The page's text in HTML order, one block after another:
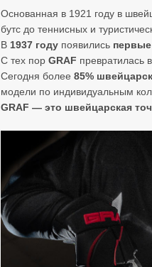
Основанная в 1921 году в
бутс до теннисных и
В 1937 году появились
С тех пор GRAF превратилась
Сегодня более 85%
модели по индивидуальным
GRAF — это швейцарская